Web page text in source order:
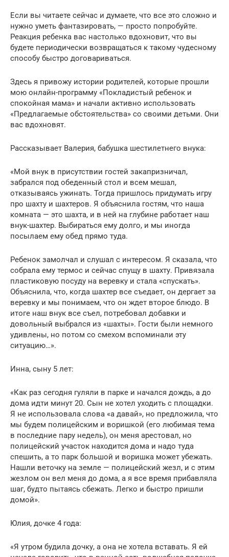
Если вы читаете сейчас и думаете, что все это сложно и
нужно уметь фантазировать, — просто попробуйте.
Реакция ребенка вас настолько вдохновит, что вы
будете периодически возвращаться к такому чудесному
способу быстро договариваться.
Здесь я привожу истории родителей, которые прошли
мою онлайн-программу «Покладистый ребенок и
спокойная мама» и начали активно использовать
«Предлагаемые обстоятельства» со своими детьми. Они
вас вдохновят.
Рассказывает Валерия, бабушка шестилетнего внука:
«Мой внук в присутствии гостей закапризничал,
забрался под обеденный стол и всем мешал,
отказываясь ужинать. Тогда пришлось придумать игру
про шахту и шахтеров. Я объяснила гостям, что наша
комната — это шахта, и в ней на глубине работает наш
внук-шахтер. Выбираться ему долго, и мы иногда
посылаем ему обед прямо туда.
Ребенок замолчал и слушал с интересом. Я сказала, что
собрала ему термос и сейчас спущу в шахту. Привязала
пластиковую посуду на веревку и стала «спускать».
Объяснила, что, когда шахтер все съедает, он дергает за
веревку и мы понимаем, что он ждет второе блюдо. В
итоге наш внук все съел, потребовал добавки и
довольный выбрался из «шахты». Гости были немного
удивлены, но потом со смехом вспоминали эту
ситуацию…».
Инна, сыну 5 лет:
«Как раз сегодня гуляли в парке и начался дождь, а до
дома идти минут 20. Сын не хотел уходить с площадки.
Я не использовала слова «а давай», но предложила, что
мы будем полицейским и воришкой (его любимая тема
в последние пару недель), он меня арестовал, но
полицейский участок находится дома и надо туда
спешить, а то парк большой и воришка может убежать.
Нашли веточку на земле — полицейский жезл, и с этим
жезлом он вел меня до дома, а я все время прибавляла
шаг, будто пытаясь сбежать. Легко и быстро пришли
домой».
Юлия, дочке 4 года:
«Я утром будила дочку, а она не хотела вставать. Я ей